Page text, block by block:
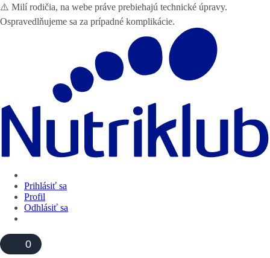
⚠️ Milí rodičia, na webe práve prebiehajú technické úpravy.
Ospravedlňujeme sa za prípadné komplikácie.
Prihlásiť sa
Profil
Odhlásiť sa
0